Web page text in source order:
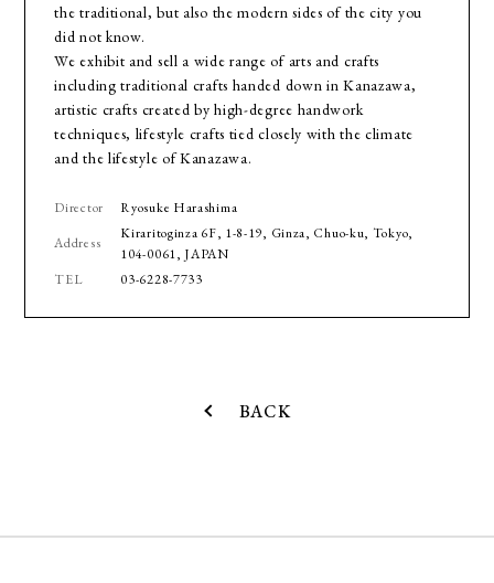
the traditional, but also the modern sides of the city you
did not know.
We exhibit and sell a wide range of arts and crafts
including traditional crafts handed down in Kanazawa,
artistic crafts created by high-degree handwork
techniques, lifestyle crafts tied closely with the climate
and the lifestyle of Kanazawa.
Director
Ryosuke Harashima
Address
Kiraritoginza 6F, 1-8-19, Ginza, Chuo-ku, Tokyo,
104-0061, JAPAN
TEL
03-6228-7733
BACK